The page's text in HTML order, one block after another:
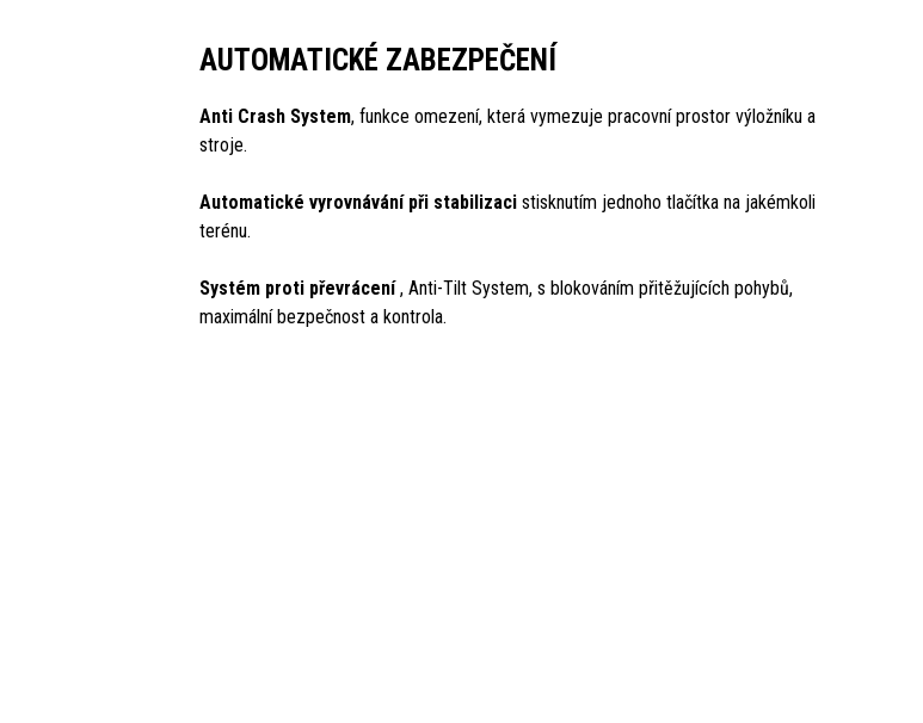
AUTOMATICKÉ ZABEZPEČENÍ
Anti Crash System, funkce omezení, která vymezuje pracovní prostor výložníku a
stroje.
Automatické vyrovnávání při stabilizacistisknutím jednoho tlačítka na jakémkoli
terénu.
Systém proti převrácení, Anti-Tilt System, s blokováním přitěžujících pohybů,
maximální bezpečnost a kontrola.